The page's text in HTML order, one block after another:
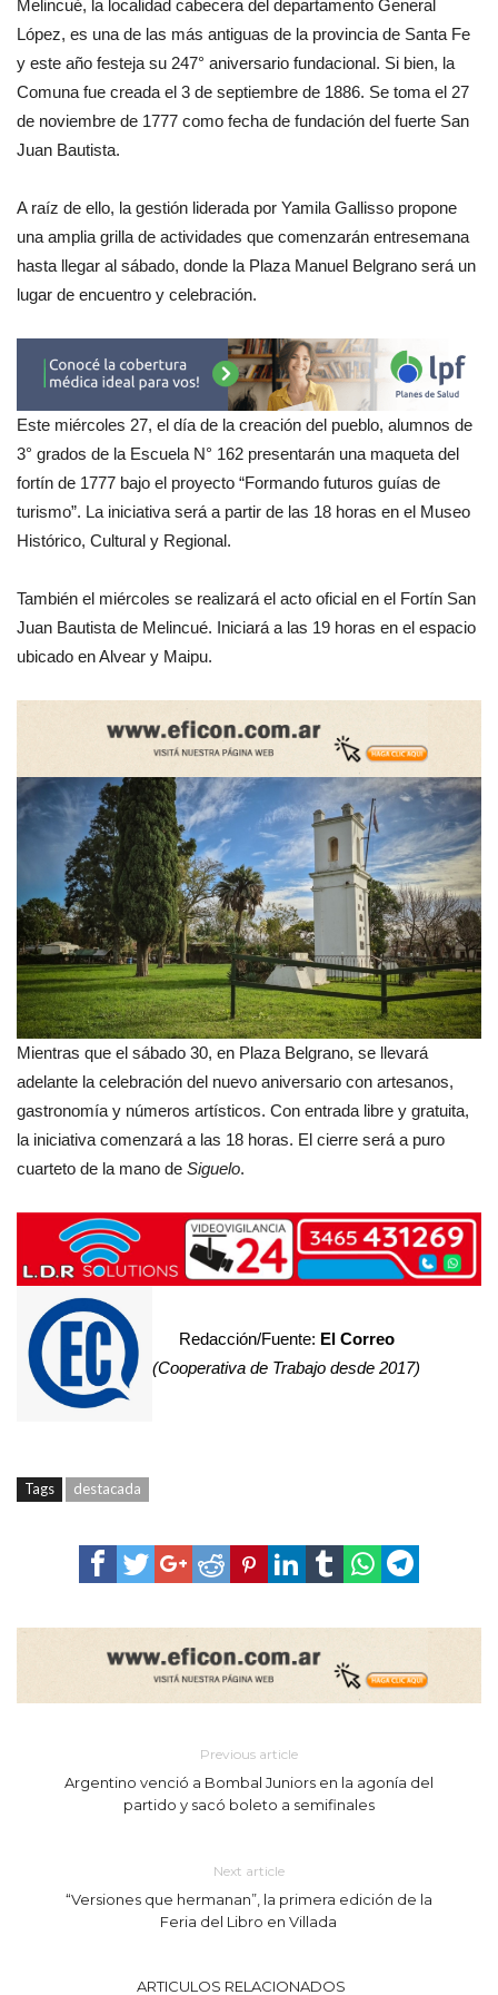
Melincué, la localidad cabecera del departamento General
López, es una de las más antiguas de la provincia de Santa Fe
y este año festeja su 247° aniversario fundacional. Si bien, la
Comuna fue creada el 3 de septiembre de 1886. Se toma el 27
de noviembre de 1777 como fecha de fundación del fuerte San
Juan Bautista.
A raíz de ello, la gestión liderada por Yamila Gallisso propone
una amplia grilla de actividades que comenzarán entresemana
hasta llegar al sábado, donde la Plaza Manuel Belgrano será un
lugar de encuentro y celebración.
Este miércoles 27, el día de la creación del pueblo, alumnos de
3° grados de la Escuela N° 162 presentarán una maqueta del
fortín de 1777 bajo el proyecto “Formando futuros guías de
turismo”. La iniciativa será a partir de las 18 horas en el Museo
Histórico, Cultural y Regional.
También el miércoles se realizará el acto oficial en el Fortín San
Juan Bautista de Melincué. Iniciará a las 19 horas en el espacio
ubicado en Alvear y Maipu.
Mientras que el sábado 30, en Plaza Belgrano, se llevará
adelante la celebración del nuevo aniversario con artesanos,
gastronomía y números artísticos. Con entrada libre y gratuita,
la iniciativa comenzará a las 18 horas. El cierre será a puro
cuarteto de la mano de Siguelo.
Redacción/Fuente: El Correo
(Cooperativa de Trabajo desde 2017)
Tags destacada
Previous article
Argentino venció a Bombal Juniors en la agonía del
partido y sacó boleto a semifinales
Next article
“Versiones que hermanan”, la primera edición de la
Feria del Libro en Villada
ARTICULOS RELACIONADOS